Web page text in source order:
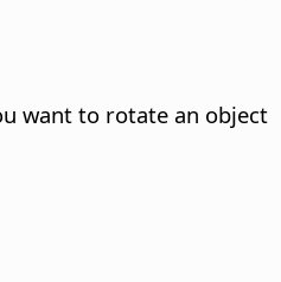
want to rotate an object